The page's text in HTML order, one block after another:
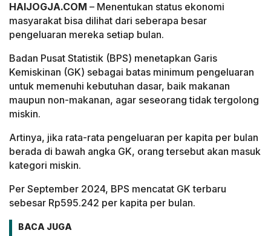
HAIJOGJA.COM – Menentukan status ekonomi
masyarakat bisa dilihat dari seberapa besar
pengeluaran mereka setiap bulan.
Badan Pusat Statistik (BPS) menetapkan Garis
Kemiskinan (GK) sebagai batas minimum pengeluaran
untuk memenuhi kebutuhan dasar, baik makanan
maupun non-makanan, agar seseorang tidak tergolong
miskin.
Artinya, jika rata-rata pengeluaran per kapita per bulan
berada di bawah angka GK, orang tersebut akan masuk
kategori miskin.
Per September 2024, BPS mencatat GK terbaru
sebesar Rp595.242 per kapita per bulan.
BACA JUGA